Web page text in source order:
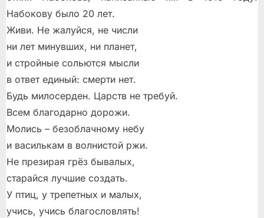
Набокову было 20 лет.
Живи. Не жалуйся, не числи
ни лет минувших, ни планет,
и стройные сольются мысли
в ответ единый: смерти нет.
Будь милосерден. Царств не требуй.
Всем благодарно дорожи.
Молись – безоблачному небу
и василькам в волнистой ржи.
Не презирая грёз бывалых,
старайся лучшие создать.
У птиц, у трепетных и малых,
учись, учись благословлять!